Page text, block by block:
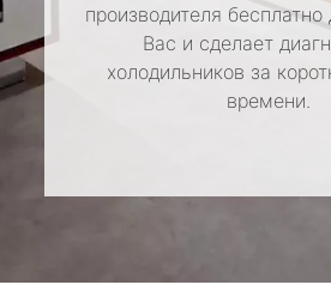
производителя
Вас и сделает
холодильников за
времени.